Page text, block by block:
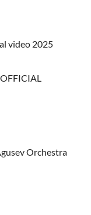
video 2025
Orchestra